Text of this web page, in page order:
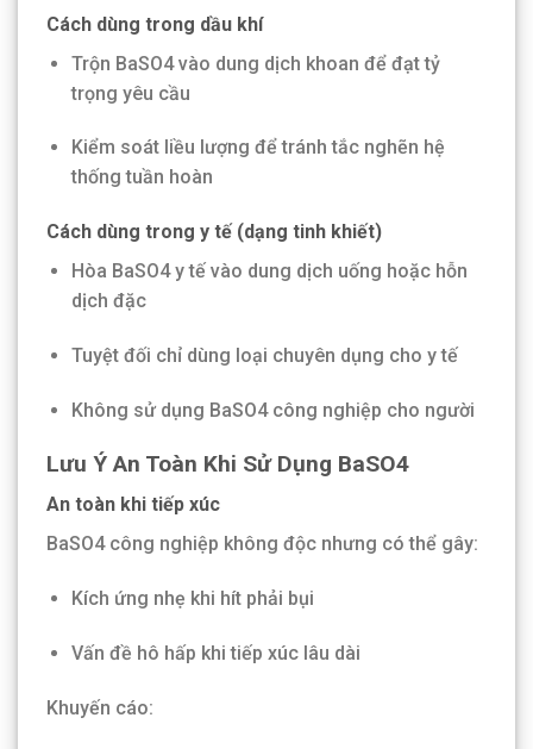
Cách dùng trong dầu khí
Trộn BaSO4 vào dung dịch khoan để đạt tỷ
trọng yêu cầu
Kiểm soát liều lượng để tránh tắc nghẽn hệ
thống tuần hoàn
Cách dùng trong y tế (dạng tinh khiết)
Hòa BaSO4 y tế vào dung dịch uống hoặc hỗn
dịch đặc
Tuyệt đối chỉ dùng loại chuyên dụng cho y tế
Không sử dụng BaSO4 công nghiệp cho người
Lưu Ý An Toàn Khi Sử Dụng BaSO4
An toàn khi tiếp xúc
BaSO4 công nghiệp không độc nhưng có thể gây:
Kích ứng nhẹ khi hít phải bụi
Vấn đề hô hấp khi tiếp xúc lâu dài
Khuyến cáo: